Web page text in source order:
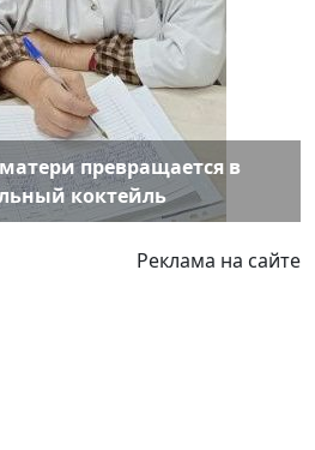
превращается в
коктейль
Реклама на сайте